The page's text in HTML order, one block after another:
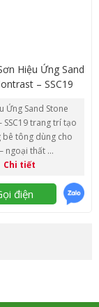
Hiệu Ứng Sand
– SSC19
Ứng Sand Stone
SSC19 trang trí tạo
bê tông dùng cho
ngoại thất ...
Chi tiết
điện